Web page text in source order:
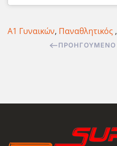
Α1 Γυναικών, Παναθλητικός ,
ΠΡΟΗΓΟΎΜΕΝΟ